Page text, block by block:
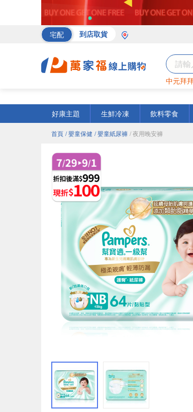
宅配 到店取貨
中元拜
好康主題
生鮮冷凍 飲料零食
首頁 / 嬰童保健 / 嬰童紙尿褲 / 夜用晚安褲